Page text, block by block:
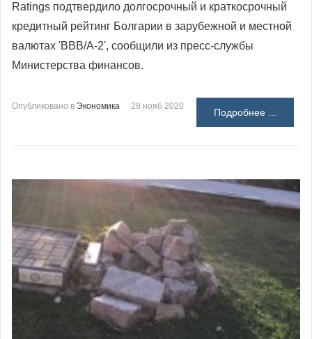
Ratings подтвердило долгосрочный и краткосрочный
кредитный рейтинг Болгарии в зарубежной и местной
валютах 'BBB/A-2', сообщили из пресс-службы
Министерства финансов.
Опубликовано в Экономика 28 нояб 2020
Подробнее ...